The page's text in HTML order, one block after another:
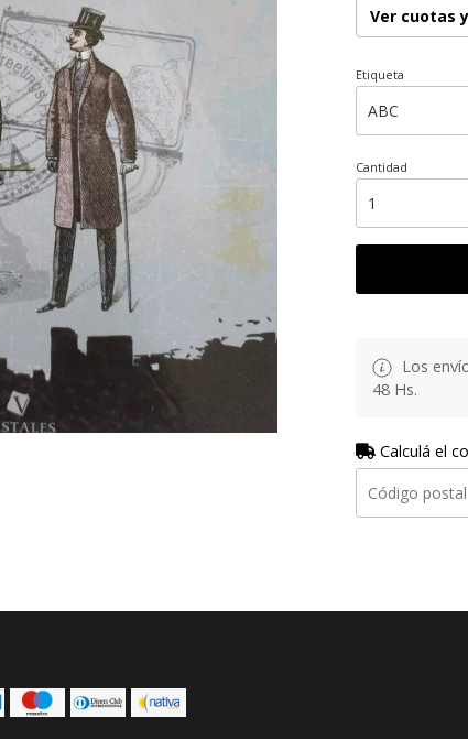
Ver cuotas
Etiqueta
Cantidad
Los
48 Hs.
Calculá el